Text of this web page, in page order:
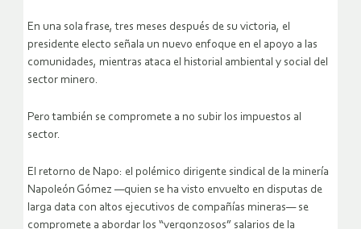
En una sola frase, tres meses después de su victoria, el
presidente electo señala un nuevo enfoque en el apoyo a las
comunidades, mientras ataca el historial ambiental y social del
sector minero.
Pero también se compromete a no subir los impuestos al
sector.
El retorno de Napo: el polémico dirigente sindical de la minería
Napoleón Gómez —quien se ha visto envuelto en disputas de
larga data con altos ejecutivos de compañías mineras— se
compromete a abordar los “vergonzosos” salarios de la